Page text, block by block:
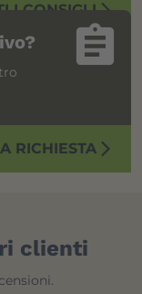
I CONSIGLIarrow_forward_ios
assignment
RICHIESTA arrow_forward_ios
clienti